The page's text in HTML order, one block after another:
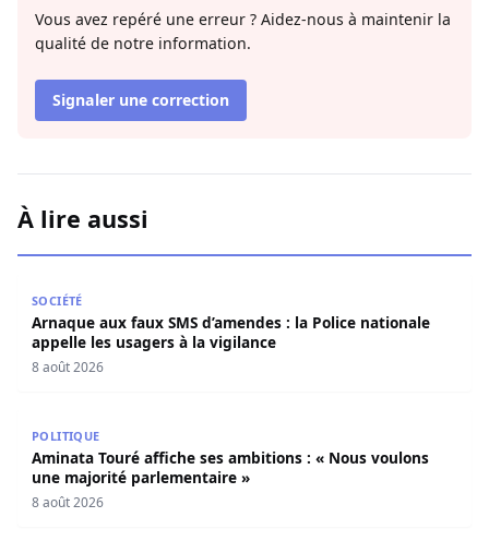
Vous avez repéré une erreur ? Aidez-nous à maintenir la
qualité de notre information.
Signaler une correction
À lire aussi
SOCIÉTÉ
Arnaque aux faux SMS d’amendes : la Police nationale
appelle les usagers à la vigilance
8 août 2026
POLITIQUE
Aminata Touré affiche ses ambitions : « Nous voulons
une majorité parlementaire »
8 août 2026